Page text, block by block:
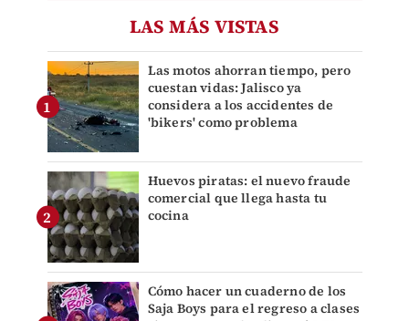
LAS MÁS VISTAS
Las motos ahorran tiempo, pero
cuestan vidas: Jalisco ya
considera a los accidentes de
'bikers' como problema
Huevos piratas: el nuevo fraude
comercial que llega hasta tu
cocina
Cómo hacer un cuaderno de los
Saja Boys para el regreso a clases